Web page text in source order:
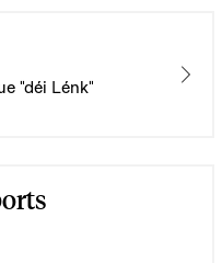
"déi Lénk"